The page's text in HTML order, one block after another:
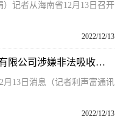
记者从海南省12月13日召开
2022/12/13
当前看点!三亚十八渡蓝酒店管理有限公司涉嫌非法吸收公众存款
13日消息（记者利声富通讯
2022/12/13